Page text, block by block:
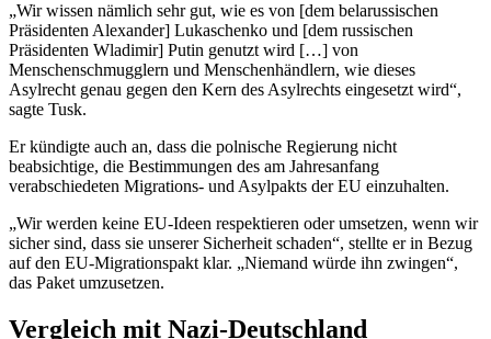
„Wir wissen nämlich sehr gut, wie es von [dem belarussischen
Präsidenten Alexander] Lukaschenko und [dem russischen
Präsidenten Wladimir] Putin genutzt wird […] von
Menschenschmugglern und Menschenhändlern, wie dieses
Asylrecht genau gegen den Kern des Asylrechts eingesetzt wird“,
sagte Tusk.
Er kündigte auch an, dass die polnische Regierung nicht
beabsichtige, die Bestimmungen des am Jahresanfang
verabschiedeten Migrations- und Asylpakts der EU einzuhalten.
„Wir werden keine EU-Ideen respektieren oder umsetzen, wenn wir
sicher sind, dass sie unserer Sicherheit schaden“, stellte er in Bezug
auf den EU-Migrationspakt klar. „Niemand würde ihn zwingen“,
das Paket umzusetzen.
Vergleich mit Nazi-Deutschland